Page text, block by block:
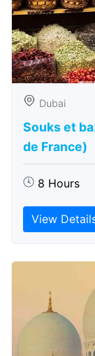
Dubai
Souks et
de France)
8 Hours
View